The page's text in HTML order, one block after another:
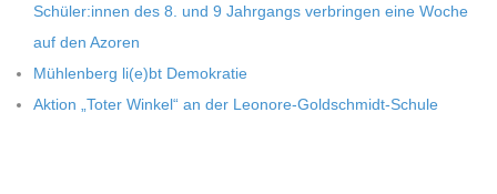
Schüler:innen des 8. und 9 Jahr­gangs ver­brin­gen eine Woche
auf den Azoren
Müh­len­berg li(e)bt Demokratie
Aktion „Toter Win­kel“ an der Leonore-Goldschmidt-Schule